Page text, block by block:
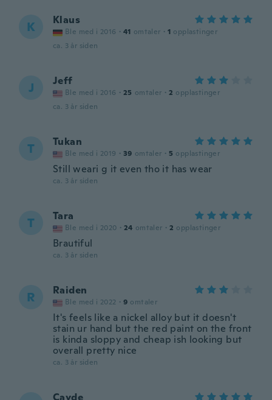
K Klaus
Ble med i 2016 · 41 omtaler · 1 opplastinger
ca. 3 år siden
J Jeff
Ble med i 2016 · 25 omtaler · 2 opplastinger
ca. 3 år siden
T Tukan
Ble med i 2019 · 39 omtaler · 5 opplastinger
Still weari g it even tho it has wear
ca. 3 år siden
T Tara
Ble med i 2020 · 24 omtaler · 2 opplastinger
Brautiful
ca. 3 år siden
R Raiden
Ble med i 2022 · 9 omtaler
It's feels like a nickel alloy but it doesn't
stain ur hand but the red paint on the front
is kinda sloppy and cheap ish looking but
overall pretty nice
ca. 3 år siden
Cayde